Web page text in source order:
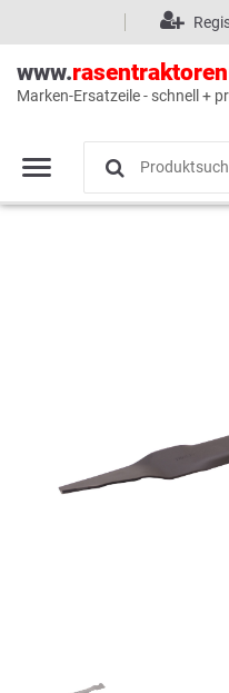
www.
Marken-Ersatzeile - schnell +